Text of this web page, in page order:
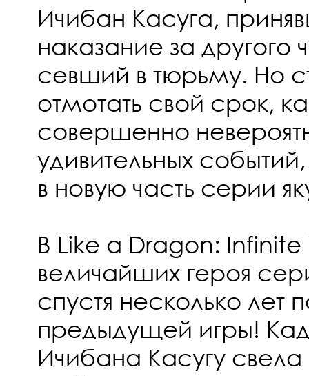
Ичибан Касуга,
наказание за другого
севший в тюрьму. Но
отмотать свой срок,
совершенно
удивительных
в новую часть серии
В Like a Dragon:
величайших героя
спустя несколько лет
предыдущей игры!
Ичибана Касугу